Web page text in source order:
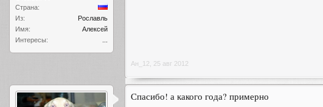
Страна:
Из:
Рославль
Имя:
Алексей
Интересы:
Ан_12 25 авг 2012
Спасибо! а какого года? примерно